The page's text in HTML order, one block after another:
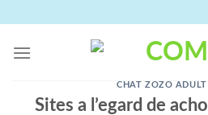
content
CHAT ZOZO
Sites a l’egard de